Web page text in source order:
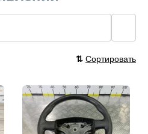
⇅ Сортировать